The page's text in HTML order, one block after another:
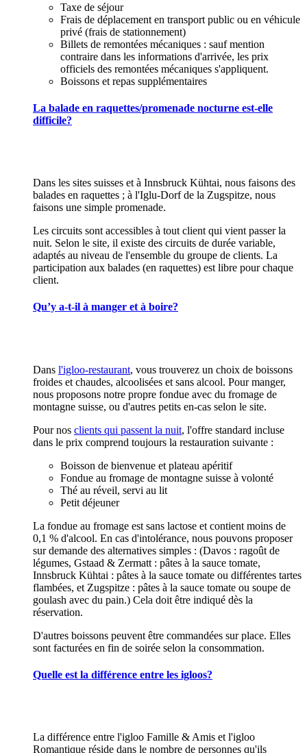
Taxe de séjour
Frais de déplacement en transport public ou en véhicule
privé (frais de stationnement)
Billets de remontées mécaniques : sauf mention
contraire dans les informations d'arrivée, les prix
officiels des remontées mécaniques s'appliquent.
Boissons et repas supplémentaires
La balade en raquettes/promenade nocturne est-elle
difficile?
Dans les sites suisses et à Innsbruck Kühtai, nous faisons des
balades en raquettes ; à l'Iglu-Dorf de la Zugspitze, nous
faisons une simple promenade.
Les circuits sont accessibles à tout client qui vient passer la
nuit. Selon le site, il existe des circuits de durée variable,
adaptés au niveau de l'ensemble du groupe de clients. La
participation aux balades (en raquettes) est libre pour chaque
client.
Qu’y a-t-il à manger et à boire?
Dans l'igloo-restaurant, vous trouverez un choix de boissons
froides et chaudes, alcoolisées et sans alcool. Pour manger,
nous proposons notre propre fondue avec du fromage de
montagne suisse, ou d'autres petits en-cas selon le site.
Pour nos clients qui passent la nuit, l'offre standard incluse
dans le prix comprend toujours la restauration suivante :
Boisson de bienvenue et plateau apéritif
Fondue au fromage de montagne suisse à volonté
Thé au réveil, servi au lit
Petit déjeuner
La fondue au fromage est sans lactose et contient moins de
0,1 % d'alcool. En cas d'intolérance, nous pouvons proposer
sur demande des alternatives simples : (Davos : ragoût de
légumes, Gstaad & Zermatt : pâtes à la sauce tomate,
Innsbruck Kühtai : pâtes à la sauce tomate ou différentes tartes
flambées, et Zugspitze : pâtes à la sauce tomate ou soupe de
goulash avec du pain.) Cela doit être indiqué dès la
réservation.
D'autres boissons peuvent être commandées sur place. Elles
sont facturées en fin de soirée selon la consommation.
Quelle est la différence entre les igloos?
La différence entre l'igloo Famille & Amis et l'igloo
Romantique réside dans le nombre de personnes qu'ils